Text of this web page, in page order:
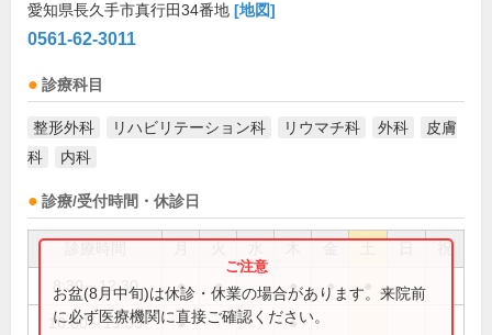
愛知県長久手市真行田34番地 [地図]
0561-62-3011
診療科目
整形外科 リハビリテーション科 リウマチ科 外科
皮膚
科
内科
診療/受付時間・休診日
祝
8:30～12:30 ● ● ● ●
16:00～19:00 ● ●
お盆(8月中旬)は休診・休業の場合があります。来院前
に必ず医療機関に直接ご確認ください。